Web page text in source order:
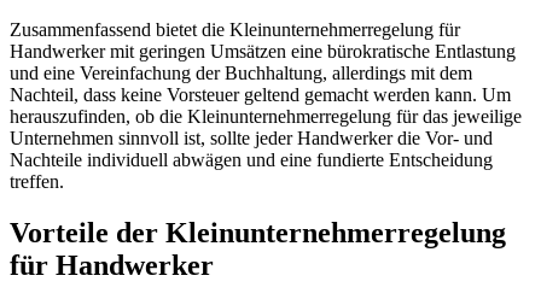
Zusammenfassend bietet die Kleinunternehmerregelung für
Handwerker mit geringen Umsätzen eine bürokratische Entlastung
und eine Vereinfachung der Buchhaltung, allerdings mit dem
Nachteil, dass keine Vorsteuer geltend gemacht werden kann. Um
herauszufinden, ob die Kleinunternehmerregelung für das jeweilige
Unternehmen sinnvoll ist, sollte jeder Handwerker die Vor- und
Nachteile individuell abwägen und eine fundierte Entscheidung
treffen.
Vorteile der Kleinunternehmerregelung
für Handwerker